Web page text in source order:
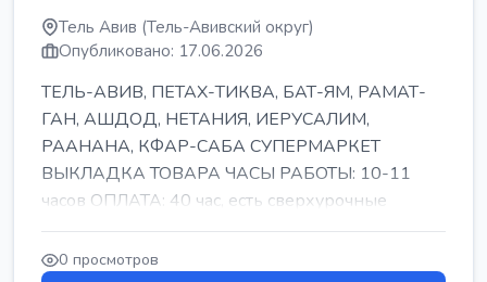
Тель Авив (Тель-Авивский округ)
Опубликовано: 17.06.2026
ТЕЛЬ-АВИВ, ПЕТАХ-ТИКВА, БАТ-ЯМ, РАМАТ-
ГАН, АШДОД, НЕТАНИЯ, ИЕРУСАЛИМ,
РААНАНА, КФАР-САБА СУПЕРМАРКЕТ
ВЫКЛАДКА ТОВАРА ЧАСЫ РАБОТЫ: 10-11
часов ОПЛАТА: 40 час, есть сверхурочные
ПИТАНИЕ ЕСТЬ Для синих б...
0 просмотров